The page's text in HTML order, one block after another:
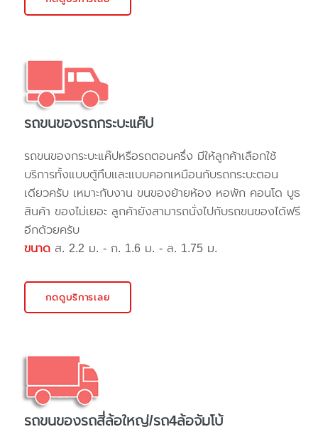
รถขนของรถกระบะแค๊ป
รถขนของกระบะแค๊ปหรือรถตอนครึ่ง มีให้ลูกค้าเลือกใช้
บริการทั้งแบบตู้ทึบและแบบคอกเหมือนกับรถกระบะตอน
เดียวครับ เหมาะกับงาน ขนของย้ายห้อง หอพัก คอนโด บูธ
สินค้า ของไม่เยอะ ลูกค้ายังสามารถนั่งไปกับรถขนของได้ฟรี
อีกด้วยครับ
ขนาด ส. 2.2 ม. - ก. 1.6 ม. - ล. 1.75 ม.
กดดูบริการเลย
รถขนของรถสี่ล้อใหญ่/รถ4ล้อจัมโบ้